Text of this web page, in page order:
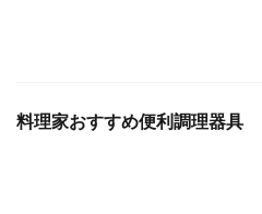
料理家おすすめ便利調理器具